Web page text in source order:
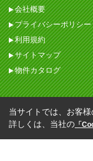
会社概要
プライバシーポリシー
利用規約
サイトマップ
物件カタログ
当サイトでは、お客
詳しくは、当社の 「